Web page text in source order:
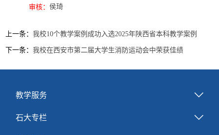
审核：侯琦
上一条：我校10个教学案例成功入选2025年陕西省本科教学案例
下一条：我校在西安市第二届大学生消防运动会中荣获佳绩
教学服务
石大专栏